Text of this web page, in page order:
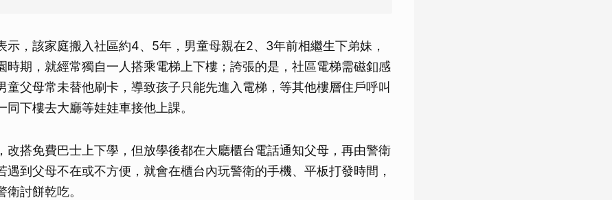
示，該家庭搬入社區約4、5年，男童母親在2、3年前相繼生下弟妹，
時期，就經常獨自一人搭乘電梯上下樓；誇張的是，社區電梯需磁釦感
童父母常未替他刷卡，導致孩子只能先進入電梯，等其他樓層住戶呼叫
同下樓去大廳等娃娃車接他上課。
改搭免費巴士上下學，但放學後都在大廳櫃台電話通知父母，再由警衛
遇到父母不在或不方便，就會在櫃台內玩警衛的手機、平板打發時間，
討餅乾吃。